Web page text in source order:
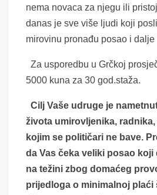
nema novaca za njegu ili
danas je sve više ljudi koji
mirovinu pronađu posao i dalje
Za usporedbu u Grčkoj
5000 kuna za 30 god.staža.
Cilj Vaše udruge je
života umirovljenika,
kojim se političari ne bave.
da Vas čeka veliki posao
na težini zbog domaćeg
prijedloga o minimalnoj plaći